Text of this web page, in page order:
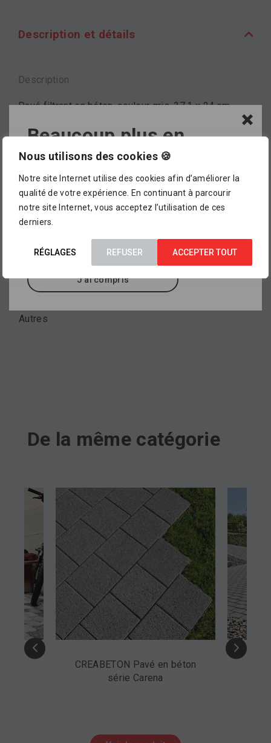
Nous utilisons des cookies 🍪
Notre site Internet utilise des cookies afin d’améliorer la
qualité de votre expérience. En continuant à parcourir
notre site Internet, vous acceptez l’utilisation de ces
derniers.
RÉGLAGES REFUSER ACCEPTER TOUT
Description et détails
Description
Pavé filtrant en béton, couleur gris, 37.1 x 24 cm,
Ecologique, Filtrant
Autres
De la même catégorie
CREABETON Pavé
écologique en béton série
Beaucoup plus en
magasin !
L’assortiment proposé dans notre catalogue en
ligne ne représente pour le moment qu’un petit
aperçu de ce que vous pourrez trouver dans
nos points de vente
milliers d’autres références.
J'ai compris